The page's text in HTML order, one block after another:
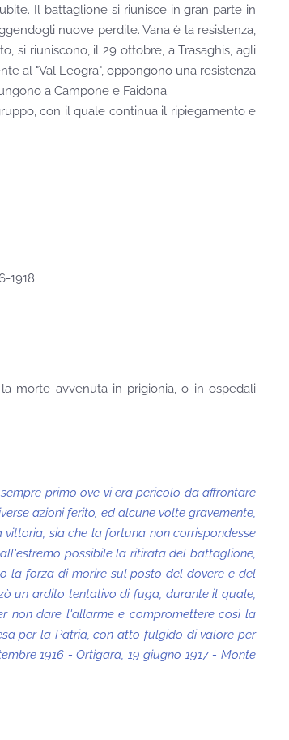
Il battaglione si riunisce in gran parte in
nuove perdite. Vana è la resistenza,
si riuniscono, il 29 ottobre, a Trasaghis, agli
al "Val Leogra", oppongono una resistenza
a Campone e Faidona.
con il quale continua il ripiegamento e
1918
morte avvenuta in prigionia, o in ospedali
primo ove vi era pericolo da affrontare
azioni ferito, ed alcune volte gravemente,
sia che la fortuna non corrispondesse
possibile la ritirata del battaglione,
la forza di morire sul posto del dovere e del
un ardito tentativo di fuga, durante il quale,
non dare l'allarme e compromettere così la
per la Patria, con atto fulgido di valore per
1916 - Ortigara, 19 giugno 1917 - Monte